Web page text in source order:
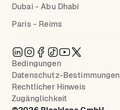
Dubai - Abu Dhabi
Paris - Reims
Bedingungen
Datenschutz-Bestimmungen
Rechtlicher Hinweis
Zugänglichkeit